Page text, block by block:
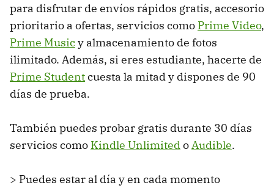
para disfrutar de envíos rápidos gratis, accesorio
prioritario a ofertas, servicios como Prime Video,
Prime Musicy almacenamiento de fotos
ilimitado. Además, si eres estudiante, hacerte de
Prime Studentcuesta la mitad y dispones de 90
días de prueba.
También puedes probar gratis durante 30 días
servicios como Kindle UnlimitedoAudible.
> Puedes estar al día y en cada momento